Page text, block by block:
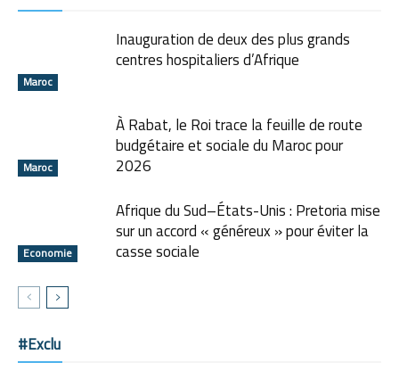
Maroc
Inauguration de deux des plus grands
centres hospitaliers d’Afrique
Maroc
À Rabat, le Roi trace la feuille de route
budgétaire et sociale du Maroc pour
2026
Economie
Afrique du Sud–États-Unis : Pretoria mise
sur un accord « généreux » pour éviter la
casse sociale
#Exclu